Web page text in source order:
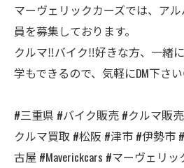
マーヴェリックカーズでは、ア
員を募集しております。
クルマ‼️バイク‼️好きな方、一緒
学もできるので、気軽にDM下さ
#三重県 #バイク販売 #クルマ販
クルマ買取 #松阪 #津市 #伊勢市
古屋 #Maverickcars #マーヴェリ